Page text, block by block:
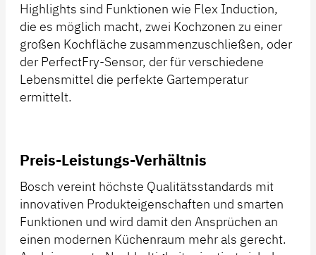
Highlights sind Funktionen wie Flex Induction,
die es möglich macht, zwei Kochzonen zu einer
großen Kochfläche zusammenzuschließen, oder
der PerfectFry-Sensor, der für verschiedene
Lebensmittel die perfekte Gartemperatur
ermittelt.
Preis-Leistungs-Verhältnis
Bosch vereint höchste Qualitätsstandards mit
innovativen Produkteigenschaften und smarten
Funktionen und wird damit den Ansprüchen an
einen modernen Küchenraum mehr als gerecht.